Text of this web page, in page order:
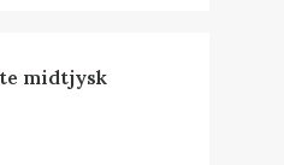
midtjysk